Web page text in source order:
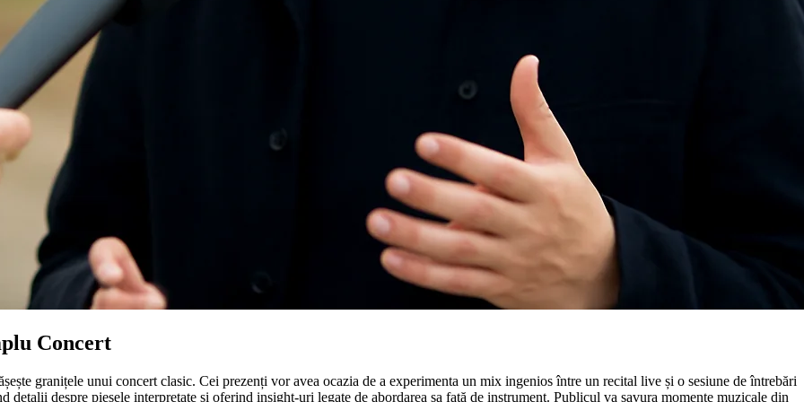
Concert
granițele unui concert clasic. Cei prezenți vor avea ocazia de a experimenta un mix ingenios între un recital live și o sesiune de întrebări
despre piesele interpretate și oferind insight-uri legate de abordarea sa față de instrument. Publicul va savura momente muzicale din